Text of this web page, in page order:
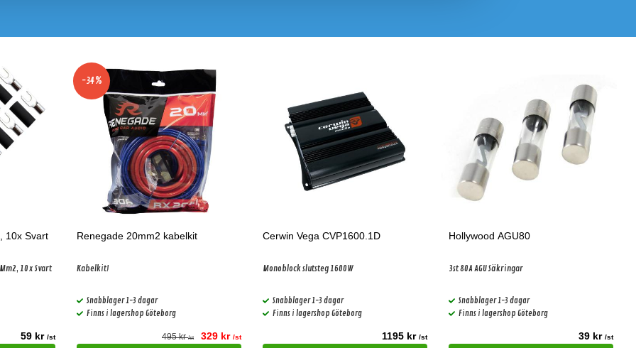
10x Svart
10x Svart
59 kr /st
-34%
Renegade 20mm2 kabelkit
Kabelkit!
Snabblager 1-3 dagar
Finns i lagershop Göteborg
495 kr/st 329 kr /st
Cerwin Vega CVP1600.1D
Monoblock slutsteg 1600W
Snabblager 1-3 dagar
Finns i lagershop Göteborg
1195 kr /st
Hollywood AGU80
3st 80A AGU Säkringar
Snabblager 1-3 dagar
Finns i lagershop Göteborg
39 kr /st